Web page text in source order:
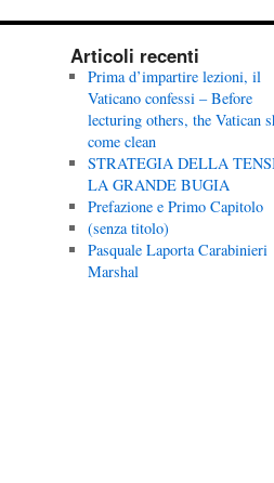
Articoli recenti
Prima d’impartire lezioni, il
Vaticano confessi – Before
lecturing others, the Vatican
come clean
STRATEGIA DELLA
LA GRANDE BUGIA
Prefazione e Primo Capitolo
(senza titolo)
Pasquale Laporta Carabinieri
Marshal